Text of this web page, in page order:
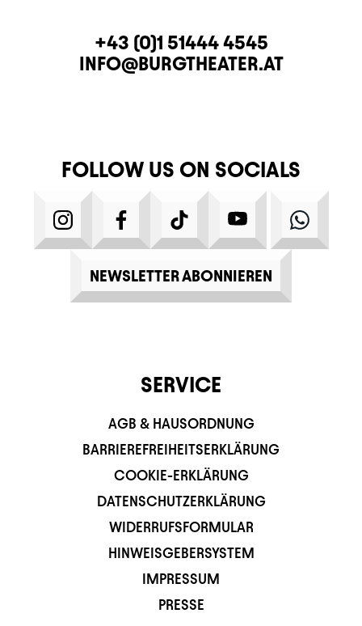
CONTACTTELEPHONE
+43 (0)1 51444 4545
E-MAIL
INFO@BURGTHEATER.AT
FOLLOW US ON SOCIALS
INSTAGRAMFACEBOOKTIKTOK YOUTUBE
NEWSLETTER ABONNIEREN
SERVICE
AGB & HAUSORDNUNG
BARRIEREFREIHEITSERKLÄRUNG
COOKIE-ERKLÄRUNG
DATENSCHUTZERKLÄRUNG
WIDERRUFSFORMULAR
HINWEISGEBERSYSTEM
IMPRESSUM
PRESSE